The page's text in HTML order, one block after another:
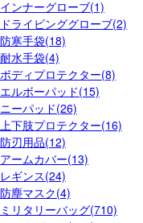
インナーグローブ(1)
ドライビンググローブ(2)
防寒手袋(18)
耐水手袋(4)
ボディプロテクター(8)
エルボーパッド(15)
ニーパッド(26)
上下肢プロテクター(16)
防刃用品(12)
アームカバー(13)
レギンス(24)
防塵マスク(4)
ミリタリーバッグ(710)